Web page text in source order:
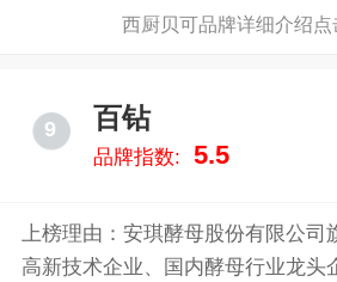
用各式西餐。西厨贝可品牌详细介绍点
9 百钻
品牌指数: 5.5
上榜理由：安琪酵母股份有限公
高新技术企业、国内酵母行业龙头